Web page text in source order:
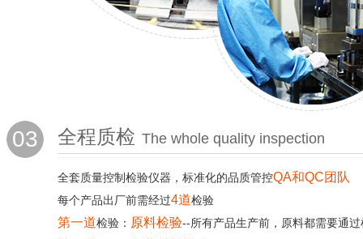
03 全程质检 The whole quality inspection
全套质量控制检验仪器，标准化的品质管控QA和QC团队
每个产品出厂前需经过4道检验
第一道检验： 原料检验--所有产品生产前，原料都需要通